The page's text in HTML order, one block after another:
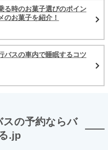
る時のお菓子選びのポイン
のお菓子を紹介！
バスの車内で睡眠するコツ
スの予約ならバ
.jp